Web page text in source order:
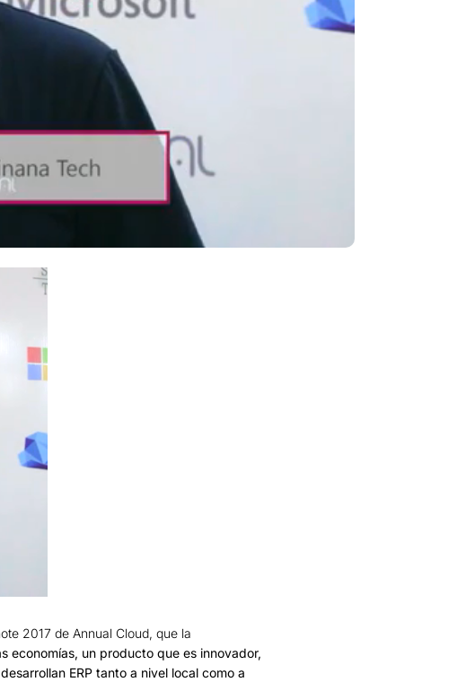
2017 de Annual Cloud, que la
economías, un producto que es innovador,
ERP tanto a nivel local como a